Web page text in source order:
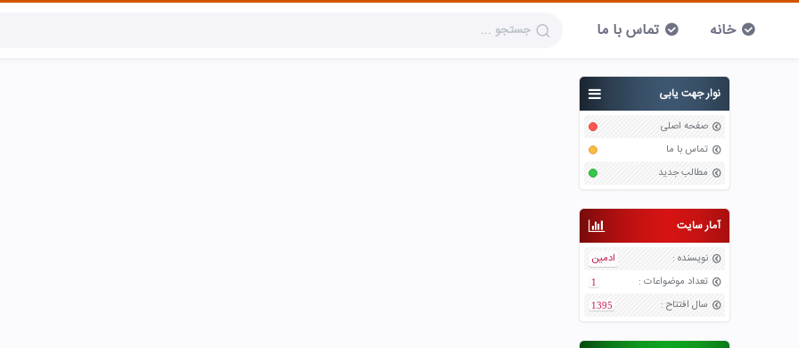
خانه تماس با ما
نوار جهت یابی
صفحه اصلی
تماس با ما
مطالب جدید
آمار سایت
نویسنده :
ادمین
تعداد موضواعات :
1
سال افتتاح :
1395